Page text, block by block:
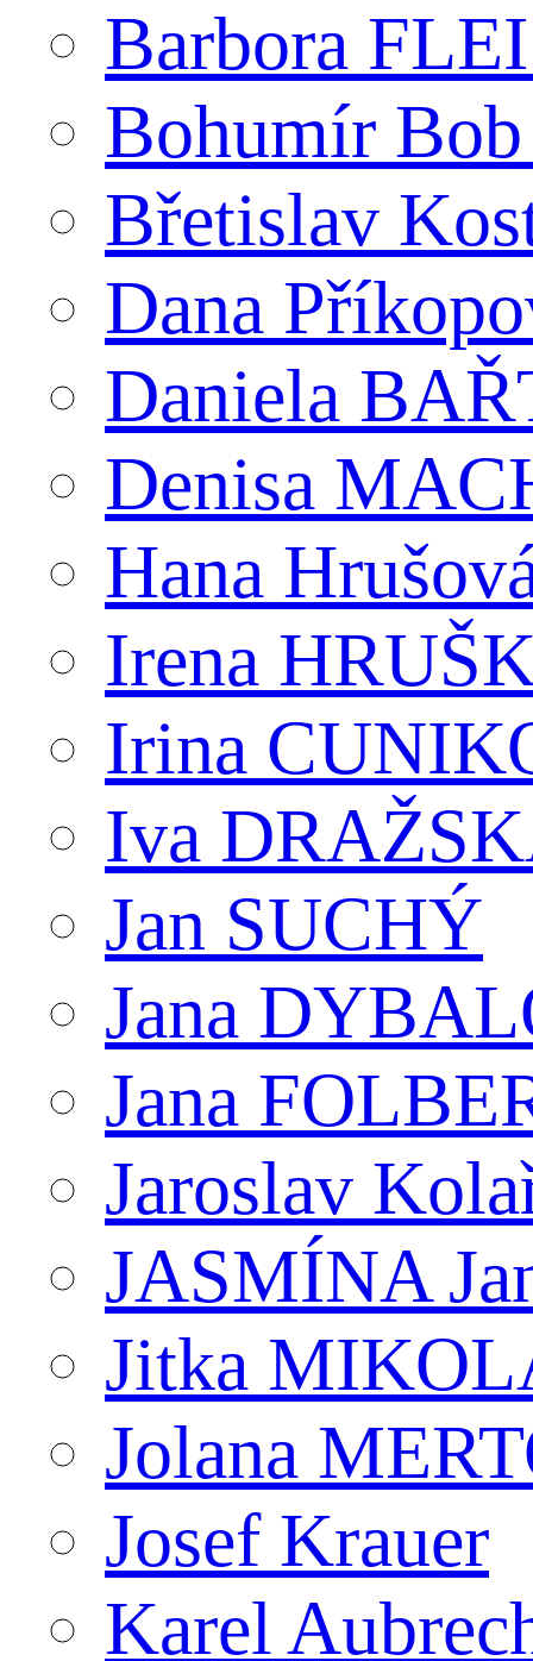
Barbora
Bohumír
Břetislav
Dana
Daniela
Denisa
Hana
Irena
Irina
Iva
Jan SUCHÝ
Jana
Jana
Jaroslav
JASMÍNA
Jitka
Jolana
Josef Krauer
Karel